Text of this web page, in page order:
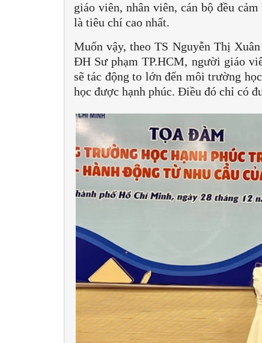
giáo viên, nhân viên, cán bộ đều
là tiêu chí cao nhất.
Muốn vậy, theo TS Nguyễn Thị
ĐH Sư phạm TP.HCM, người giáo
sẽ tác động to lớn đến môi trường
học được hạnh phúc. Điều đó chỉ có